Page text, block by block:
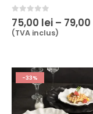
mai
multe
variații.
Opțiunile
alese
în
pagina
produsului.
0out of 5
75,00 lei – 79,00
(TVA inclus)
-33%